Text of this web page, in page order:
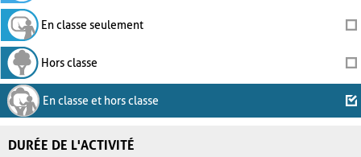
En classe seulement
Hors classe
En classe et hors classe
DURÉE DE L'ACTIVITÉ